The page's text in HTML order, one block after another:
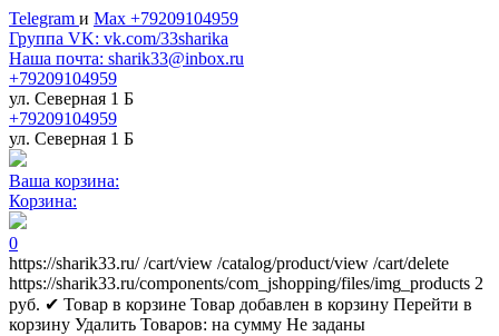
Telegram и Max +79209104959
Группа VK: vk.com/33sharika
Наша почта: sharik33@inbox.ru
+79209104959
ул. Северная 1 Б
+79209104959
ул. Северная 1 Б
Ваша корзина:
Корзина:
0
https://sharik33.ru/ /cart/view /catalog/product/view /cart/delete
https://sharik33.ru/components/com_jshopping/files/img_products 2
руб. ✔ Товар в корзине Товар добавлен в корзину Перейти в
корзину Удалить Товаров: на сумму Не заданы